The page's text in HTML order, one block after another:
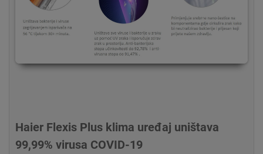
Haier Flexis Plus klima uređaj uništava
99,99% virusa COVID-19